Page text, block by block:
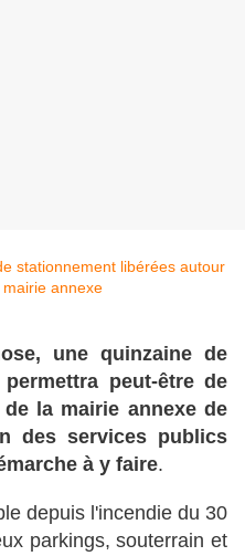
une quinzaine de
peut-être de
la mairie annexe de
des services publics
à y faire.
depuis l'incendie du 30
parkings, souterrain et